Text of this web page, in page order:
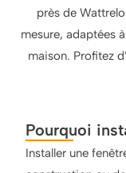
près de
mesure, adaptées
maison. Profitez
Pourquoi
Installer une